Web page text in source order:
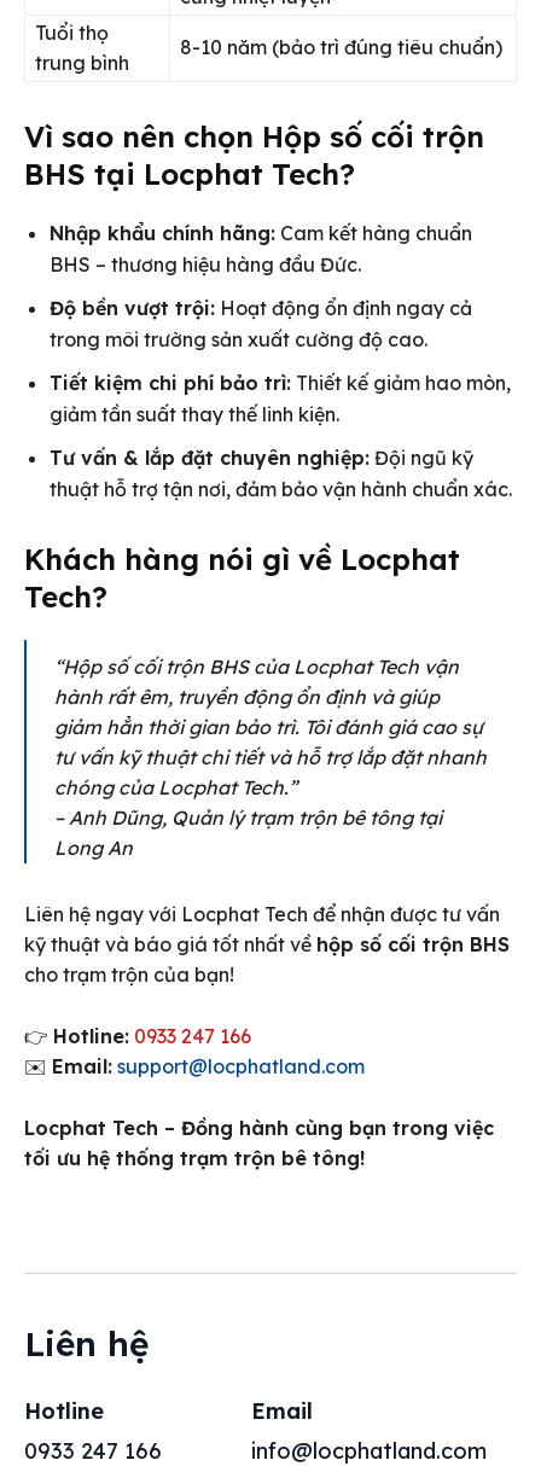
Tuổi thọ
trung bình
8-10 năm (bảo trì đúng tiêu chuẩn)
Vì sao nên chọn Hộp số cối trộn
BHS tại Locphat Tech?
Nhập khẩu chính hãng: Cam kết hàng chuẩn
BHS – thương hiệu hàng đầu Đức.
Độ bền vượt trội: Hoạt động ổn định ngay cả
trong môi trường sản xuất cường độ cao.
Tiết kiệm chi phí bảo trì: Thiết kế giảm hao mòn,
giảm tần suất thay thế linh kiện.
Tư vấn & lắp đặt chuyên nghiệp: Đội ngũ kỹ
thuật hỗ trợ tận nơi, đảm bảo vận hành chuẩn xác.
Khách hàng nói gì về Locphat
Tech?
“Hộp số cối trộn BHS của Locphat Tech vận
hành rất êm, truyền động ổn định và giúp
giảm hẳn thời gian bảo trì. Tôi đánh giá cao sự
tư vấn kỹ thuật chi tiết và hỗ trợ lắp đặt nhanh
chóng của Locphat Tech.”
– Anh Dũng, Quản lý trạm trộn bê tông tại
Long An
Liên hệ ngay với Locphat Tech để nhận được tư vấn
kỹ thuật và báo giá tốt nhất về hộp số cối trộn BHS
cho trạm trộn của bạn!
👉 Hotline: 0933 247 166
✉️ Email: support@locphatland.com
Locphat Tech – Đồng hành cùng bạn trong việc
tối ưu hệ thống trạm trộn bê tông!
Liên hệ
Hotline
0933 247 166
Email
info@locphatland.com